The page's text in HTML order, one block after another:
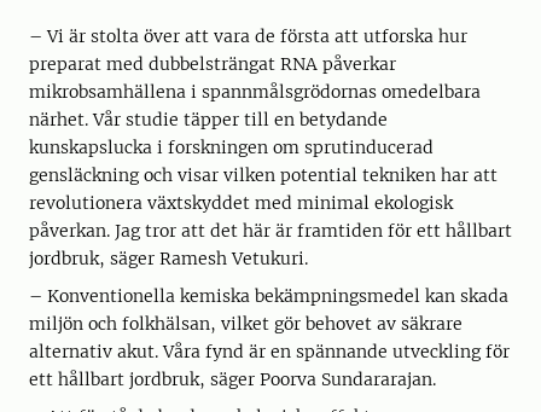
– Vi är stolta över att vara de första att utforska hur
preparat med dubbelsträngat RNA påverkar
mikrobsamhällena i spannmålsgrödornas omedelbara
närhet. Vår studie täpper till en betydande
kunskapslucka i forskningen om sprutinducerad
gensläckning och visar vilken potential tekniken har att
revolutionera växtskyddet med minimal ekologisk
påverkan. Jag tror att det här är framtiden för ett hållbart
jordbruk, säger Ramesh Vetukuri.
– Konventionella kemiska bekämpningsmedel kan skada
miljön och folkhälsan, vilket gör behovet av säkrare
alternativ akut. Våra fynd är en spännande utveckling för
ett hållbart jordbruk, säger Poorva Sundararajan.